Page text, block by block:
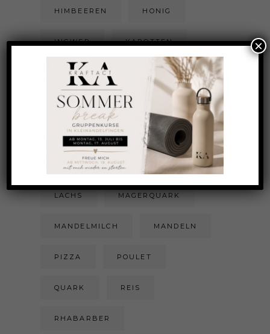
HIMBEEREN HONIG
INGWER KAROTTEN
KARTOFFEL
KICHERERBSEN
KOKOSFLOCKEN
KOKOSRASPELN KÜRBIS
LACHS MAGERQUARK
MANDELMILCH MANDELN
PIZZA POULET
QUARK REIS
RHABARBER
×